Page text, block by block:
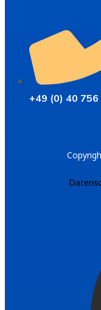
+49 (0) 40 756